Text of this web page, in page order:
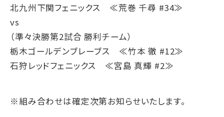
北九州下関フェニックス ≪荒巻 千尋 #34≫
vs
（準々決勝第2試合 勝利チーム）
栃木ゴールデンブレーブス ≪竹本 徹 #12≫
石狩レッドフェニックス ≪宮島 真輝 #2≫
※組み合わせは確定次第お知らせいたします。